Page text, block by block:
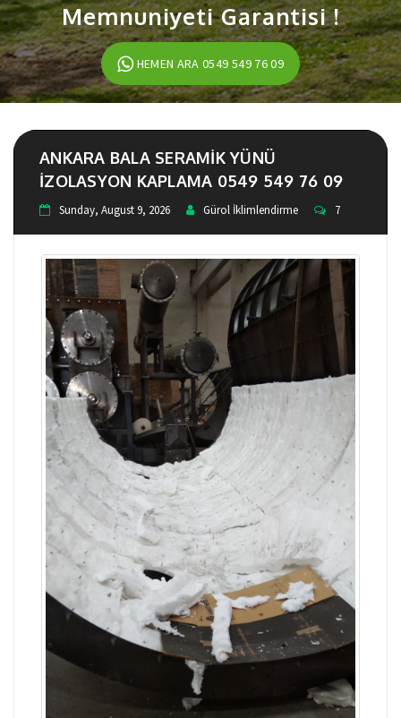
Memnuniyeti Garantisi !
HEMEN ARA 0549 549 76 09
ANKARA BALA SERAMIK YÜNÜ
IZOLASYON KAPLAMA 0549 549 76 09
Sunday, August 9, 2026 Gürol İklimlendirme 7